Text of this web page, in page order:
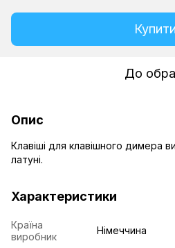
Купити
До
Опис
Клавіші для клавішного димера
латуні.
Характеристики
Країна
виробник
Німеччина